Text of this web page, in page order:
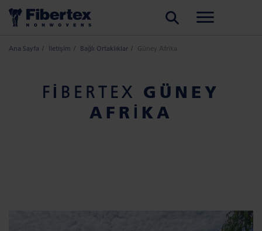
Ana Sayfa İletişim Bağlı Ortaklıklar Güney Afrika
FIBERTEX GÜNEY
AFRIKA